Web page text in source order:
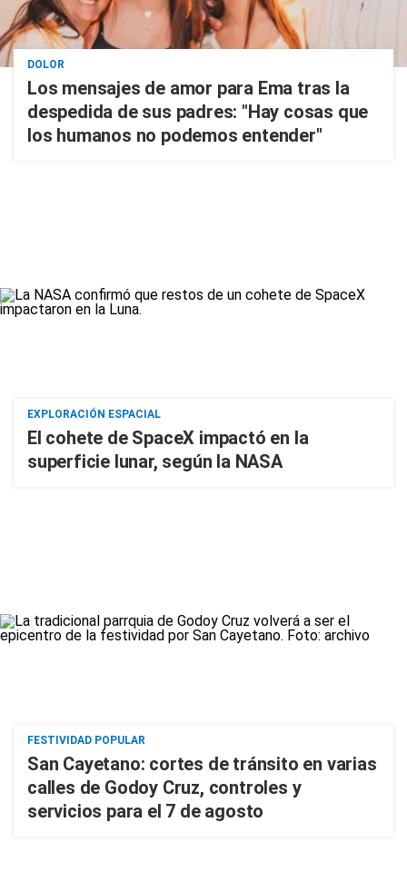
DOLOR
Los mensajes de amor para Ema tras la
despedida de sus padres: "Hay cosas que
los humanos no podemos entender"
EXPLORACIÓN ESPACIAL
El cohete de SpaceX impactó en la
superficie lunar, según la NASA
FESTIVIDAD POPULAR
San Cayetano: cortes de tránsito en varias
calles de Godoy Cruz, controles y
servicios para el 7 de agosto